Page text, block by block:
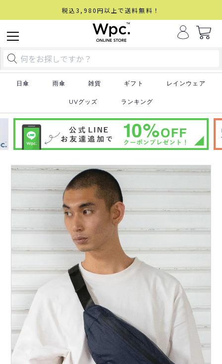
税込3,980円以上で送料無料！
日傘 雨傘 雑貨 ギフト レインウェア
UVグッズ ランキング